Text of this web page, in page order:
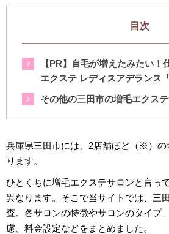
目次
【PR】自毛が増えたみたい！
エクステ レディスアデランス
その他の三田市の増毛エクス
兵庫県三田市には、2店舗ほど（※）の
ります。
ひとくちに増毛エクステサロンと言っ
異なります。そこで当サイトでは、三
査。各サロンの特徴やサロンのタイプ
慮、料金設定などをまとめました。